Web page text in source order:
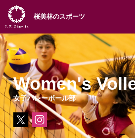
桜美林のスポーツ
Women's
女子バレーボール部